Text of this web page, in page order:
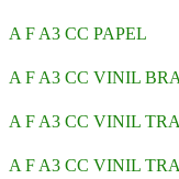
A F A3 CC PAPEL
A F A3 CC VINIL
A F A3 CC VINIL
A F A3 CC VINIL